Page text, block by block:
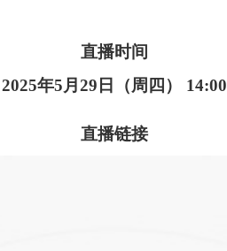
直播时间
2025年5月29日（周四） 14:00
直播链接